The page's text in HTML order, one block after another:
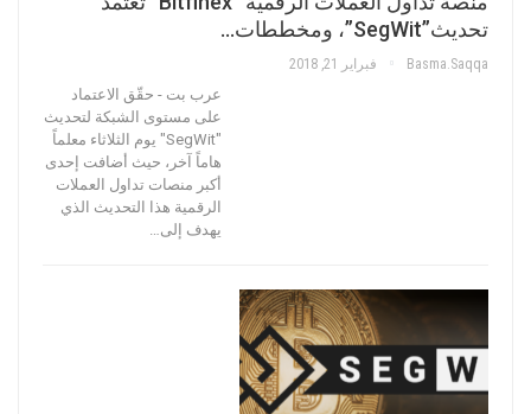
تحديث”SegWit”، ومخططات…
Basma.saqqa فبراير 21, 2018
عرب بت - حقّق الاعتماد
على مستوى الشبكة لتحديث
"SegWit" يوم الثلاثاء معلماً
هاماً آخر، حيث أضافت إحدى
أكبر منصات تداول العملات
الرقمية هذا التحديث الذي
يهدف إلى…